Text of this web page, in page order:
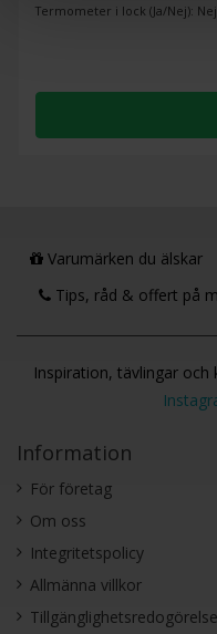
Termometer i lock (Ja/Nej): Nej
Varumärken du älskar
Tips, råd & offert på
Inspiration, tävlingar och
Information
För företag
Om oss
Integritetspolicy
Allmänna villkor
Tillgänglighetsredogörelse